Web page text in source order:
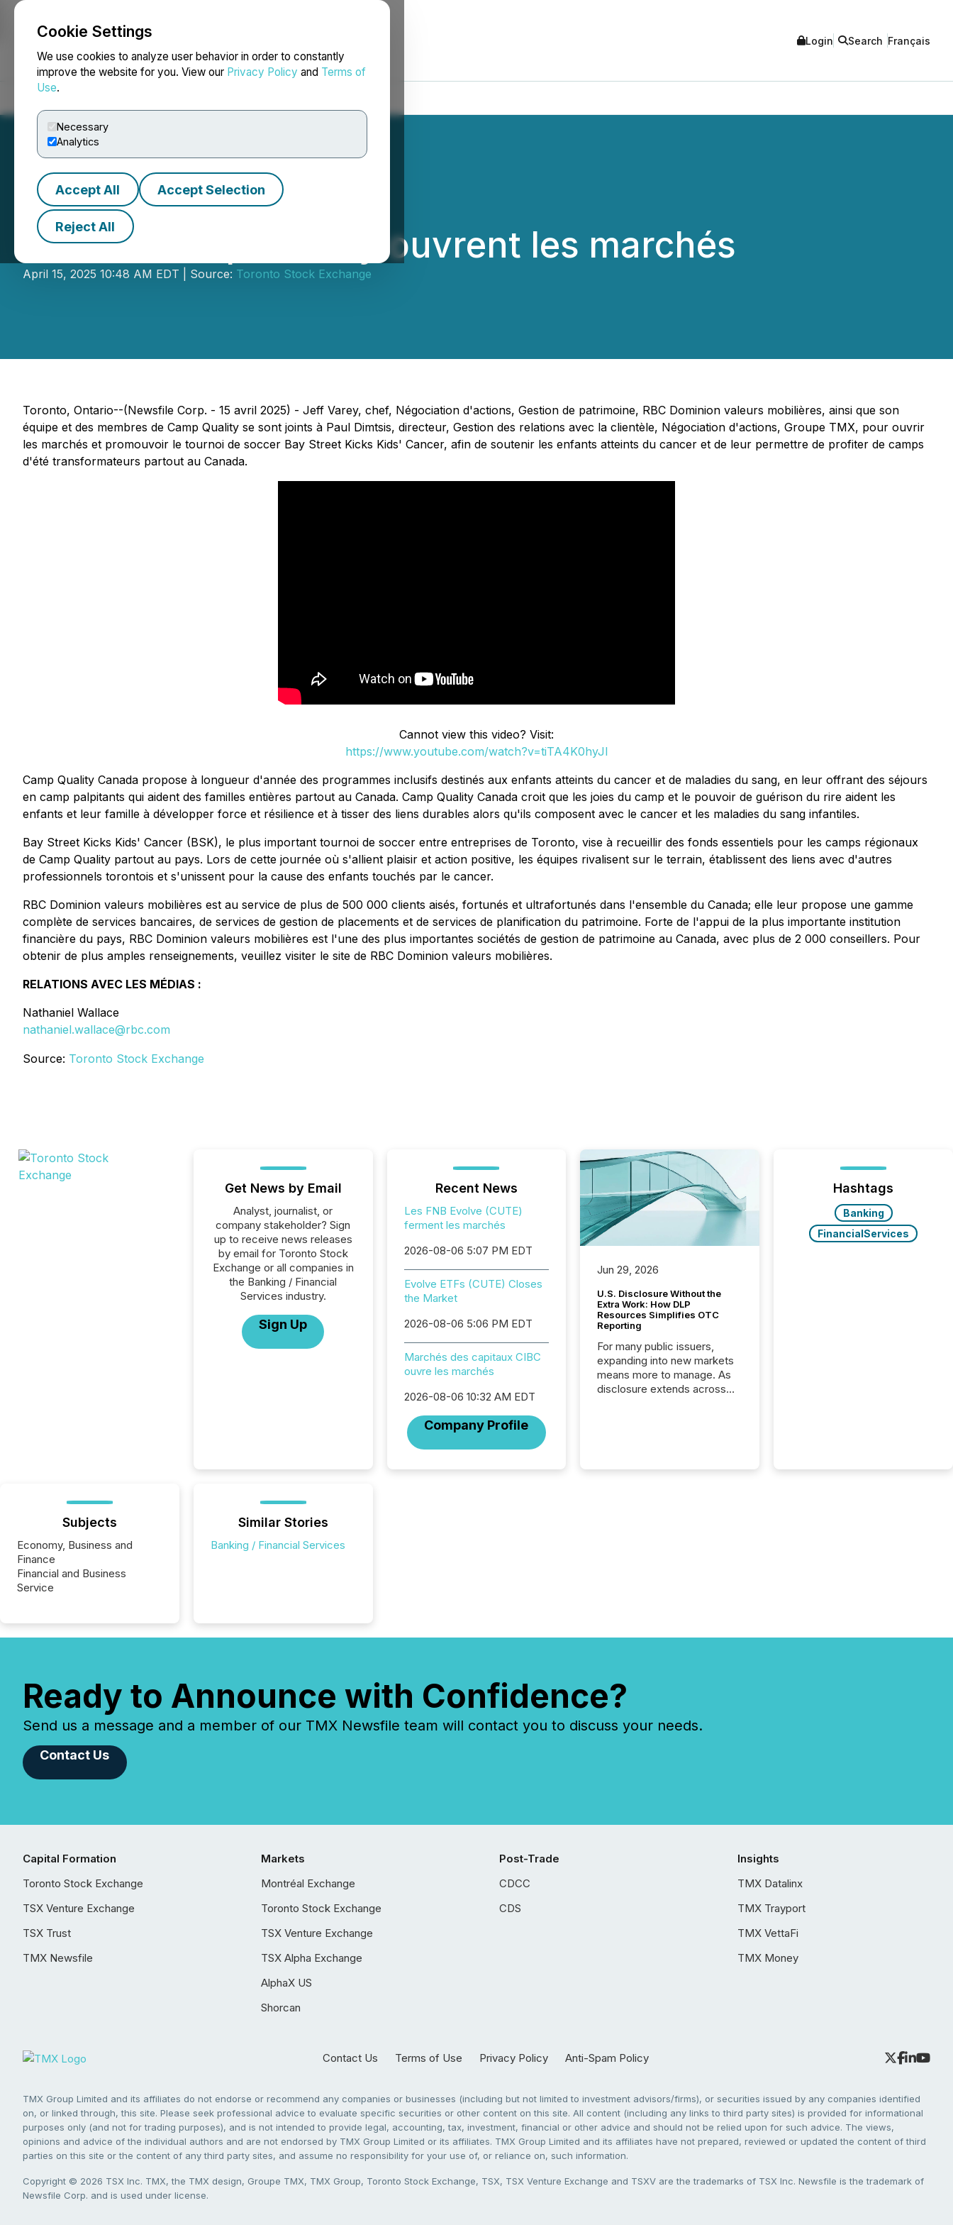
Cookie Settings
We use cookies to analyze user behavior in order to constantly
improve the website for you. View our Privacy Policy and Terms of
Use.
Necessary
Analytics
Accept All Accept Selection
Reject All
NEWSFILE Login Search Français
RBC et Camp Quality ouvrent les marchés
April 15, 2025 10:48 AM EDT | Source: Toronto Stock Exchange
Toronto, Ontario--(Newsfile Corp. - 15 avril 2025) - Jeff Varey, chef, Négociation d'actions, Gestion de patrimoine, RBC Dominion valeurs mobilières, ainsi que son
équipe et des membres de Camp Quality se sont joints à Paul Dimtsis, directeur, Gestion des relations avec la clientèle, Négociation d'actions, Groupe TMX, pour ouvrir
les marchés et promouvoir le tournoi de soccer Bay Street Kicks Kids' Cancer, afin de soutenir les enfants atteints du cancer et de leur permettre de profiter de camps
d'été transformateurs partout au Canada.
Cannot view this video? Visit:
https://www.youtube.com/watch?v=tiTA4K0hyJI
Camp Quality Canada propose à longueur d'année des programmes inclusifs destinés aux enfants atteints du cancer et de maladies du sang, en leur offrant des séjours
en camp palpitants qui aident des familles entières partout au Canada. Camp Quality Canada croit que les joies du camp et le pouvoir de guérison du rire aident les
enfants et leur famille à développer force et résilience et à tisser des liens durables alors qu'ils composent avec le cancer et les maladies du sang infantiles.
Bay Street Kicks Kids' Cancer (BSK), le plus important tournoi de soccer entre entreprises de Toronto, vise à recueillir des fonds essentiels pour les camps régionaux
de Camp Quality partout au pays. Lors de cette journée où s'allient plaisir et action positive, les équipes rivalisent sur le terrain, établissent des liens avec d'autres
professionnels torontois et s'unissent pour la cause des enfants touchés par le cancer.
RBC Dominion valeurs mobilières est au service de plus de 500 000 clients aisés, fortunés et ultrafortunés dans l'ensemble du Canada; elle leur propose une gamme
complète de services bancaires, de services de gestion de placements et de services de planification du patrimoine. Forte de l'appui de la plus importante institution
financière du pays, RBC Dominion valeurs mobilières est l'une des plus importantes sociétés de gestion de patrimoine au Canada, avec plus de 2 000 conseillers. Pour
obtenir de plus amples renseignements, veuillez visiter le site de RBC Dominion valeurs mobilières.
RELATIONS AVEC LES MÉDIAS :
Nathaniel Wallace
nathaniel.wallace@rbc.com
Source: Toronto Stock Exchange
Get News by Email
Analyst, journalist, or
company stakeholder? Sign
up to receive news releases
by email for Toronto Stock
Exchange or all companies in
the Banking / Financial
Services industry.
Sign Up
Recent News
Les FNB Evolve (CUTE)
ferment les marchés
2026-08-06 5:07 PM EDT
Evolve ETFs (CUTE) Closes
the Market
2026-08-06 5:06 PM EDT
Marchés des capitaux CIBC
ouvre les marchés
2026-08-06 10:32 AM EDT
Company Profile
Jun 29, 2026
U.S. Disclosure Without the
Extra Work: How DLP
Resources Simplifies OTC
Reporting
For many public issuers,
expanding into new markets
means more to manage. As
disclosure extends across
and coordination. For DLP
Hashtags
Banking
FinancialServices
Subjects
Economy, Business and
Finance
Financial and Business
Service
Similar Stories
Banking / Financial Services
Ready to Announce with Confidence?
Send us a message and a member of our TMX Newsfile team will contact you to discuss your needs.
Contact Us
Capital Formation
Toronto Stock Exchange
TSX Venture Exchange
TSX Trust
TMX Newsfile
Markets
Montréal Exchange
Toronto Stock Exchange
TSX Venture Exchange
TSX Alpha Exchange
AlphaX US
Shorcan
Post-Trade
CDCC
CDS
Insights
TMX Datalinx
TMX Trayport
TMX VettaFi
TMX Money
Contact Us Terms of Use Privacy Policy Anti-Spam Policy
TMX Group Limited and its affiliates do not endorse or recommend any companies or businesses (including but not limited to investment advisors/firms), or securities issued by any companies identified
on, or linked through, this site. Please seek professional advice to evaluate specific securities or other content on this site. All content (including any links to third party sites) is provided for informational
purposes only (and not for trading purposes), and is not intended to provide legal, accounting, tax, investment, financial or other advice and should not be relied upon for such advice. The views,
opinions and advice of the individual authors and are not endorsed by TMX Group Limited or its affiliates. TMX Group Limited and its affiliates have not prepared, reviewed or updated the content of third
parties on this site or the content of any third party sites, and assume no responsibility for your use of, or reliance on, such information.
Copyright © 2026 TSX Inc. TMX, the TMX design, Groupe TMX, TMX Group, Toronto Stock Exchange, TSX, TSX Venture Exchange and TSXV are the trademarks of TSX Inc. Newsfile is the trademark of
Newsfile Corp. and is used under license.